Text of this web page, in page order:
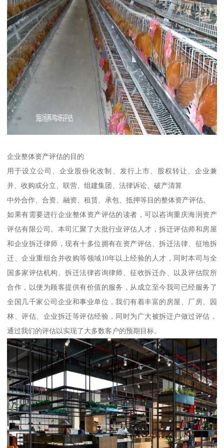
企业整体资产评估的目的
用于设立公司、企业股份化改制、发行上市、股权转让、企业兼
并、收购或分立、联营、组建集团、法律诉讼、破产清算
中外合作、合资、融资、租赁、承包、抵押等目的整体资产评估。
如果有需要进行企业整体资产评估的读者，可以咨询重庆海润资产
评估有限公司。本司汇聚了大批行业评估人才，拆迁评估师和房屋
和企业拆迁律师，现有十多位拥有在资产评估、拆迁法律、征地拆
迁、企业重组合并收购等领域10年以上经验的人才，同时本司与全
国多家评估机构、拆迁法律咨询律师、征收拆迁办、以及评估院所
合作，以便为顾客提供有价值的服务，从成立至今我司已经服务了
全国几千家公司企业和事业单位，我们有着丰富的房屋、厂房、园
林、评估、企业拆迁等评估经验，同时为广大被拆迁户做过评估，
通过我们的评估以实现了大多数客户的预期目标。